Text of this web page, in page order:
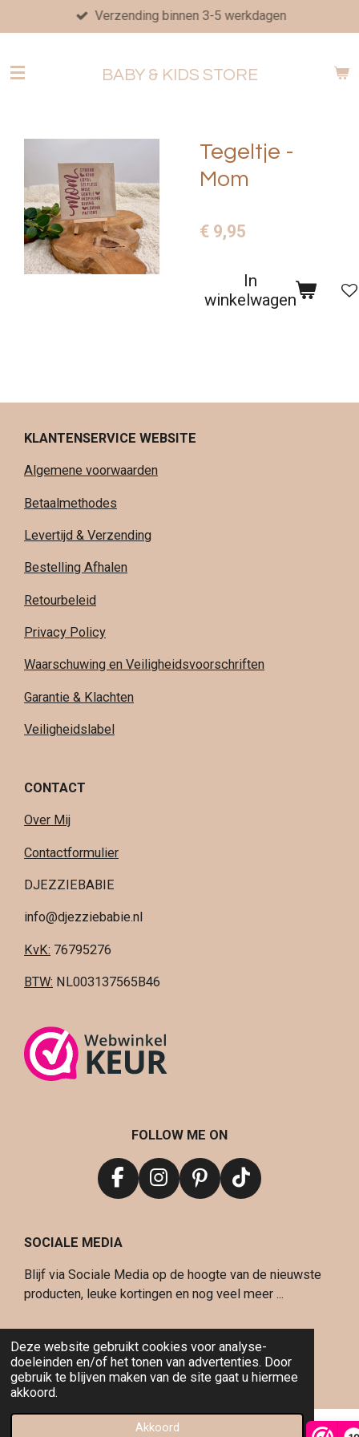
Deze website gebruikt cookies voor analyse-
doeleinden en/of het tonen van advertenties. Door
gebruik te blijven maken van de site gaat u hiermee
akkoord.
Akkoord
direct
de
Verzending binnen 3-5 werkdagen
BABY & KIDS STORE
Tegeltje -
Mom
€ 9,95
In
winkelwagen
KLANTENSERVICE WEBSITE
Algemene voorwaarden
Betaalmethodes
Levertijd & Verzending
Bestelling Afhalen
Retourbeleid
Privacy Policy
Waarschuwing en Veiligheidsvoorschriften
Garantie & Klachten
Veiligheidslabel
CONTACT
Over Mij
Contactformulier
DJEZZIEBABIE
info@djezziebabie.nl
KvK: 76795276
BTW: NL003137565B46
FOLLOW ME ON
F
e
o
o
I
g
r
m
P
r
e
t
T
k
SOCIALE MEDIA
Blijf via Sociale Media op de hoogte van de nieuwste
producten, leuke kortingen en nog veel meer ...
behouden
Powered byJouwWeb